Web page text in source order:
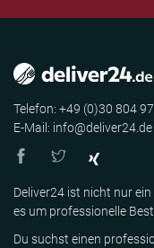
Telefon: +49 (0)30 804
E-Mail: info@deliver24.de
Deliver24 ist nicht nur
es um professionelle
Du suchst einen